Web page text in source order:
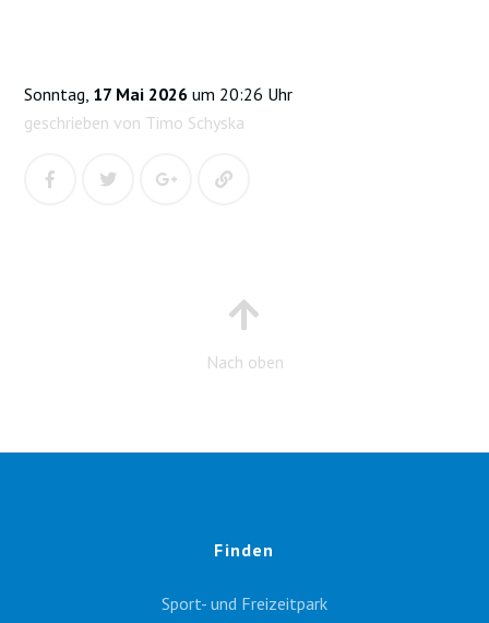
Sonntag, 17 Mai 2026 um 20:26 Uhr
geschrieben von Timo Schyska
Nach oben
Finden
Sport- und Freizeitpark